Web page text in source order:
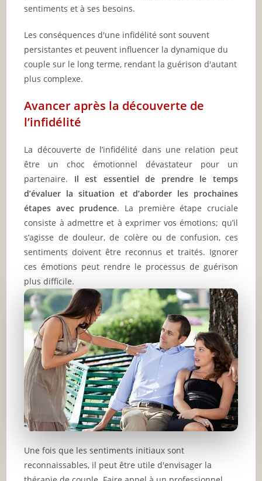
sentiments et à ses besoins.
Les conséquences d'une infidélité sont souvent
persistantes et peuvent influencer la dynamique du
couple sur le long terme, rendant la guérison d'autant
plus complexe.
Avancer après la découverte de
l’infidélité
La découverte de l’infidélité dans une relation peut
être un choc émotionnel dévastateur pour un
partenaire. Il est essentiel de prendre le temps
d’évaluer la situation et d’aborder les prochaines
étapes avec prudence. La première étape cruciale
consiste à admettre et à exprimer vos émotions; qu’il
s’agisse de douleur, de colère ou de confusion, ces
sentiments doivent être reconnus et traités. Ignorer
ces émotions peut rendre le processus de guérison
plus difficile.
Une fois que les sentiments initiaux sont
reconnaissables, il peut être utile d'envisager la